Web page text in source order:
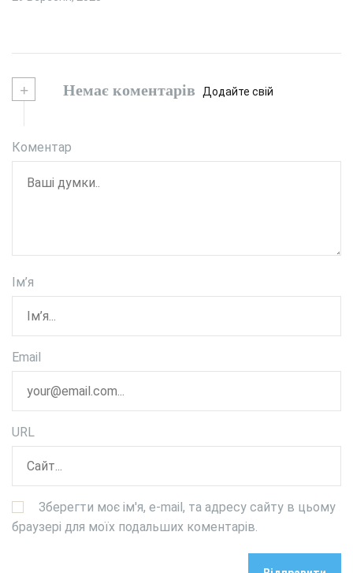
+ Немає коментарів Додайте свій
Коментар
Ім’я
Email
URL
Зберегти моє ім'я, e-mail, та адресу сайту в цьому
браузері для моїх подальших коментарів.